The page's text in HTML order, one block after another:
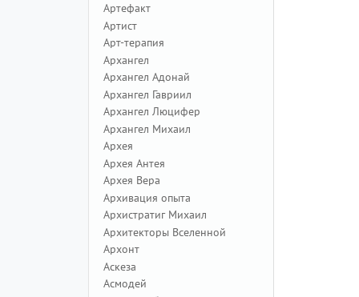
Артефакт
Артист
Арт-терапия
Архангел
Архангел Адонай
Архангел Гавриил
Архангел Люцифер
Архангел Михаил
Архея
Архея Антея
Архея Вера
Архивация опыта
Архистратиг Михаил
Архитекторы Вселенной
Архонт
Аскеза
Асмодей